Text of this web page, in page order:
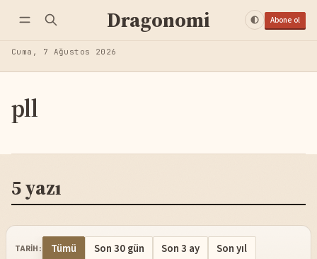
Dragonomi Abone ol
Cuma, 7 Ağustos 2026
pll
5 yazı
TARIH: Tümü Son 30 gün Son 3 ay Son yıl